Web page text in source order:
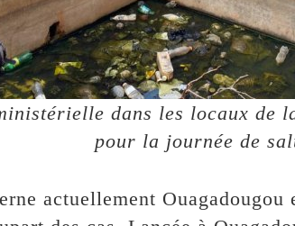
dans les locaux de
pour la journée de
actuellement